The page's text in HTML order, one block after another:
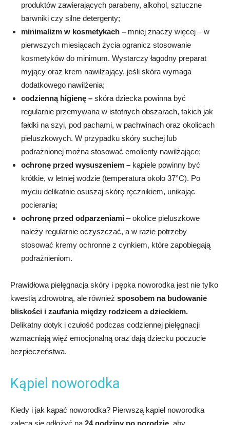
produktów zawierających parabeny, alkohol, sztuczne
barwniki czy silne detergenty;
minimalizm w kosmetykach – mniej znaczy więcej – w
pierwszych miesiącach życia ogranicz stosowanie
kosmetyków do minimum. Wystarczy łagodny preparat
myjący oraz krem nawilżający, jeśli skóra wymaga
dodatkowego nawilżenia;
codzienną higienę – skóra dziecka powinna być
regularnie przemywana w istotnych obszarach, takich jak
fałdki na szyi, pod pachami, w pachwinach oraz okolicach
pieluszkowych. W przypadku skóry suchej lub
podrażnionej można stosować emolienty nawilżające;
ochronę przed wysuszeniem – kąpiele powinny być
krótkie, w letniej wodzie (temperatura około 37°C). Po
myciu delikatnie osuszaj skórę ręcznikiem, unikając
pocierania;
ochronę przed odparzeniami – okolice pieluszkowe
należy regularnie oczyszczać, a w razie potrzeby
stosować kremy ochronne z cynkiem, które zapobiegają
podrażnieniom.
Prawidłowa pielęgnacja skóry i pępka noworodka jest nie tylko
kwestią zdrowotną, ale również sposobem na budowanie
bliskości i zaufania między rodzicem a dzieckiem.
Delikatny dotyk i czułość podczas codziennej pielęgnacji
wzmacniają więź emocjonalną oraz dają dziecku poczucie
bezpieczeństwa.
Kąpiel noworodka
Kiedy i jak kąpać noworodka? Pierwszą kąpiel noworodka
zaleca się odłożyć na 24 godziny po porodzie, aby